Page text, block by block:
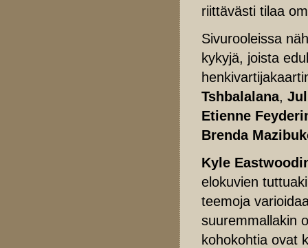
riittävästi tilaa
Sivurooleissa
kykyjä, joista
Tshbalalana,
Etienne
Brenda
Kyle
elokuvien
teemoja
suuremmallakin
kohokohtia ovat